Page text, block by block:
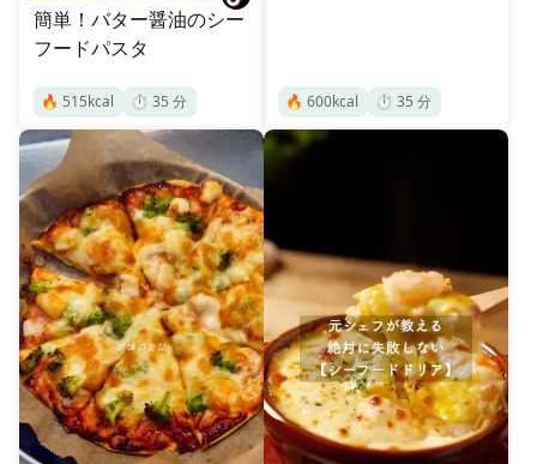
簡単！バター醤油のシー
フードパスタ
🔥 515kcal ⏱️ 35 分 🔥 600kcal ⏱️ 35 分